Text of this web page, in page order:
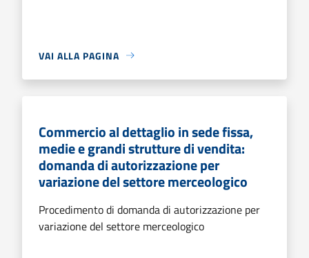
VAI ALLA PAGINA
Commercio al dettaglio in sede fissa,
medie e grandi strutture di vendita:
domanda di autorizzazione per
variazione del settore merceologico
Procedimento di domanda di autorizzazione per
variazione del settore merceologico